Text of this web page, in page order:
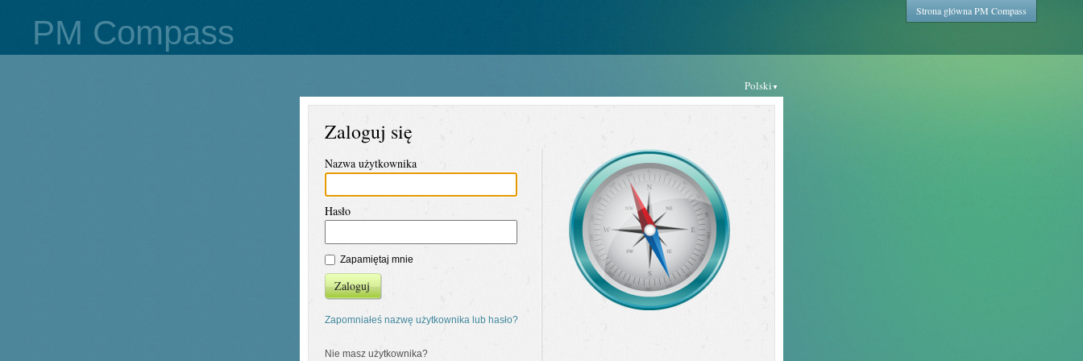
PM Compass
Strona główna PM Compass
Polski ▼
Zaloguj się
Nazwa użytkownika
Hasło
Zapamiętaj mnie
Zaloguj
Zapomniałeś nazwę użytkownika lub hasło?
Nie masz użytkownika?